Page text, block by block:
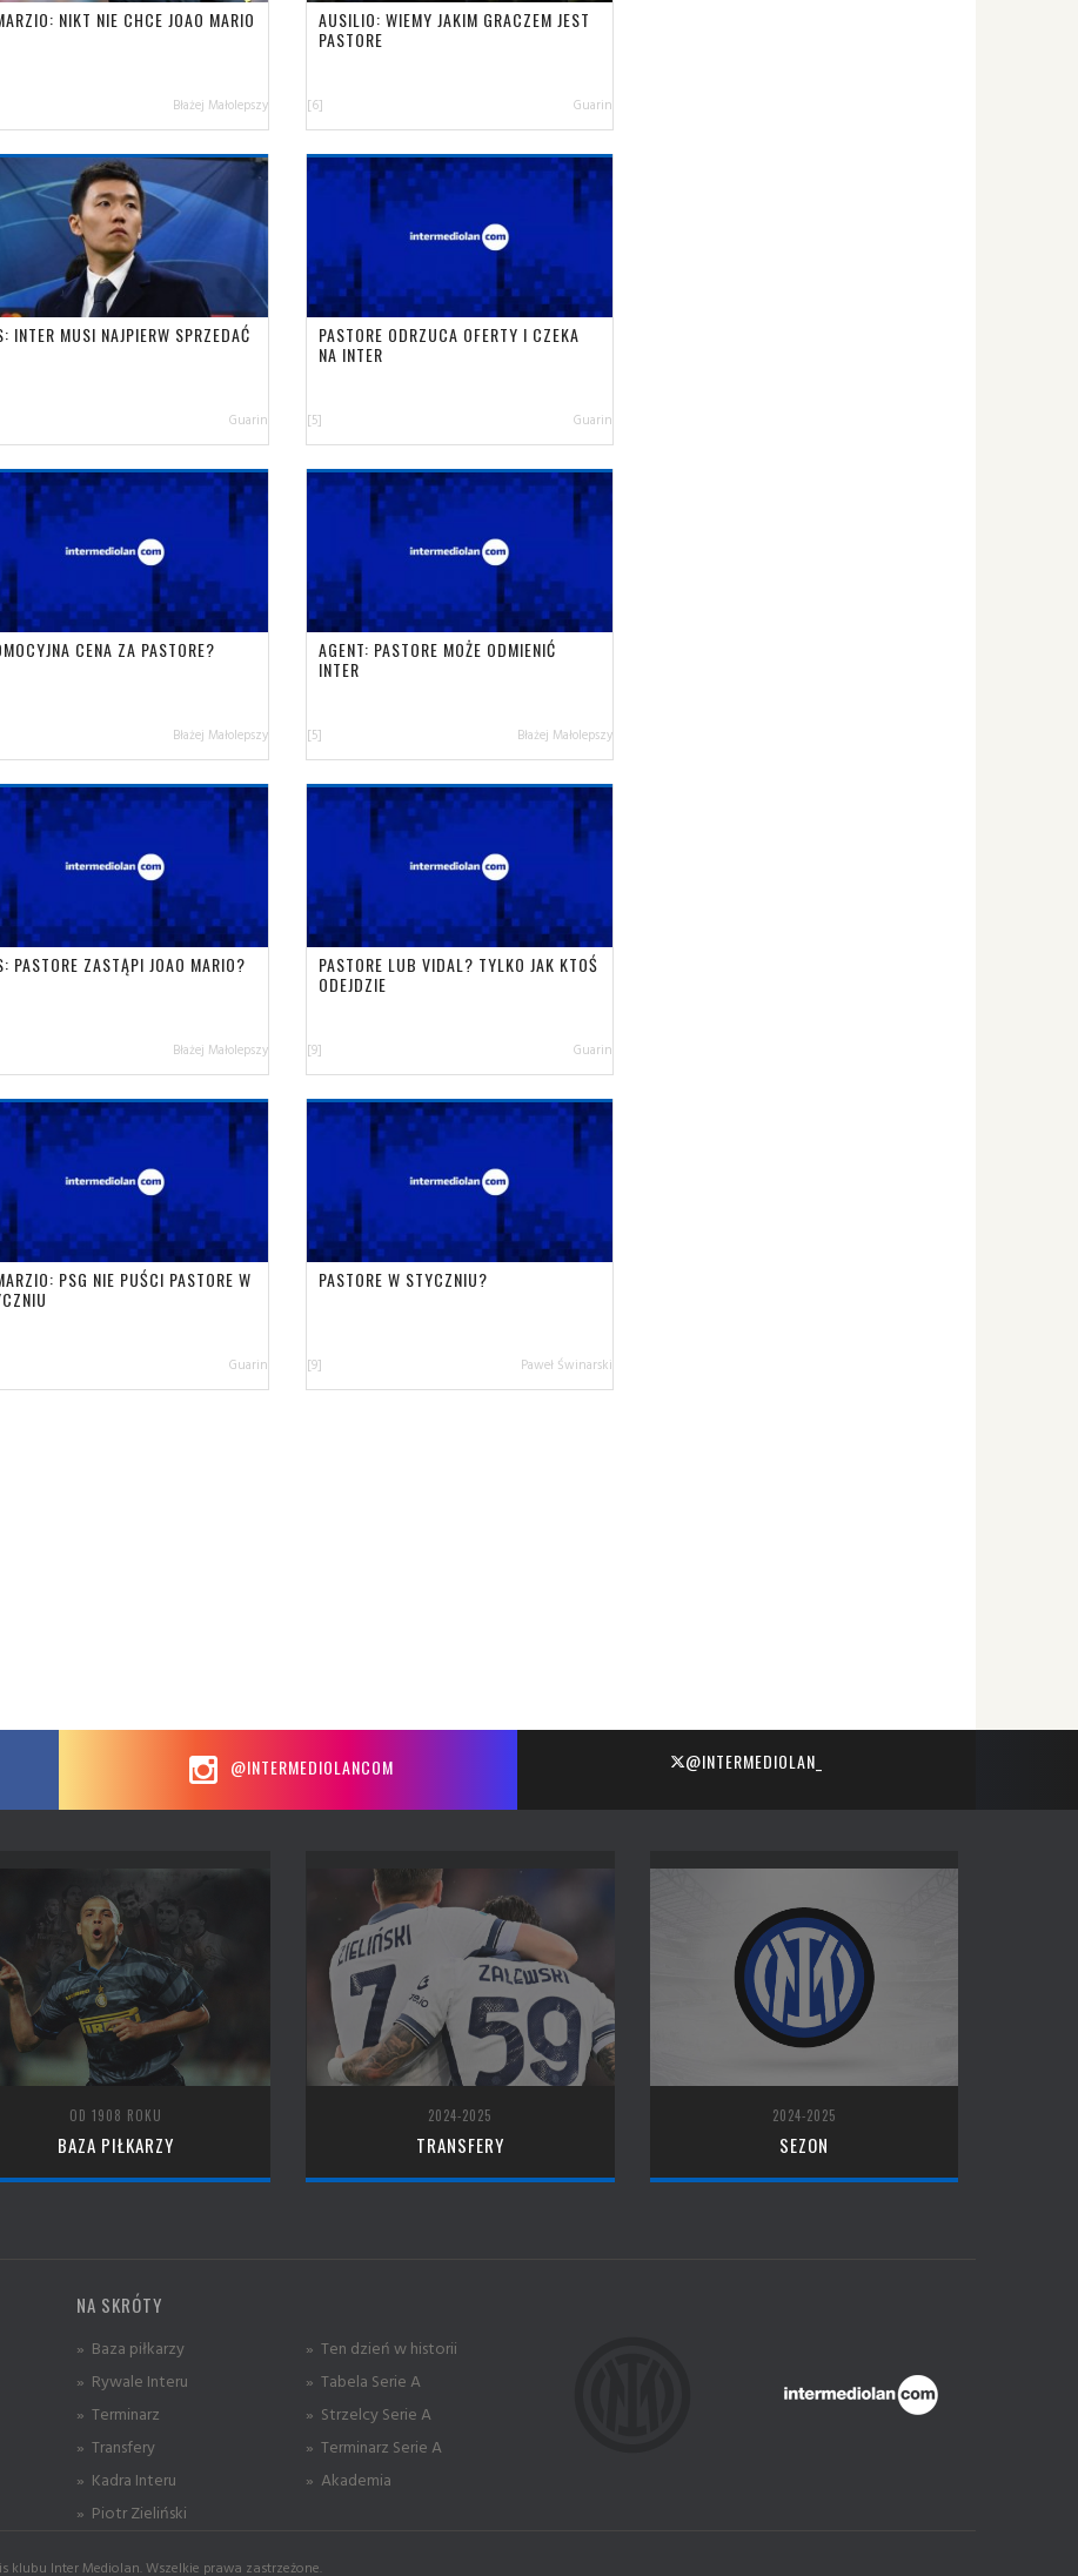
NIKT NIE CHCE JOAO MARIO
Błażej Małolepszy
AUSILIO: WIEMY JAKIM GRACZEM JEST
PASTORE
[6] Guarin
INTER MUSI NAJPIERW SPRZEDAĆ
Guarin
PASTORE ODRZUCA OFERTY I CZEKA
NA INTER
[5] Guarin
CENA ZA PASTORE?
Błażej Małolepszy
AGENT: PASTORE MOŻE ODMIENIĆ
INTER
[5] Błażej Małolepszy
PASTORE ZASTĄPI JOAO MARIO?
Błażej Małolepszy
PASTORE LUB VIDAL? TYLKO JAK KTOŚ
ODEJDZIE
[9] Guarin
PSG NIE PUŚCI PASTORE W
Guarin
PASTORE W STYCZNIU?
[9] Paweł Świnarski
@INTERMEDIOLANCOM @INTERMEDIOLAN_
OD 1908 ROKU
BAZA PIŁKARZY
2024-2025
TRANSFERY
2024-2025
SEZON
NA SKRÓTY
» Baza piłkarzy
» Rywale Interu
» Terminarz
» Transfery
» Kadra Interu
» Piotr Zieliński
» Ten dzień w historii
» Tabela Serie A
» Strzelcy Serie A
» Terminarz Serie A
» Akademia
Inter Mediolan. Wszelkie prawa zastrzeżone.